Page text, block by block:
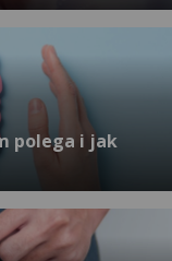
polega i jak